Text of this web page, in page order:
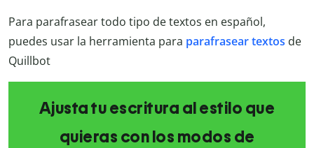
Para parafrasear todo tipo de textos en español,
puedes usar la herramienta para parafrasear textos de
Quillbot
Ajusta tu escritura al estilo que
quieras con los modos de